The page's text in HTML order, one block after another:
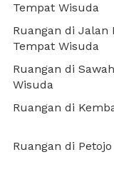
Tempat Wisuda
Ruangan di
Tempat Wisuda
Ruangan di
Wisuda
Ruangan di
Ruangan di